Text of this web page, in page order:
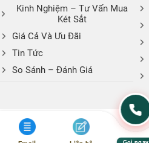
Kinh Nghiệm – Tư Vấn Mua
Két Sắt
Giá Cả Và Ưu Đãi
Tin Tức
So Sánh – Đánh Giá